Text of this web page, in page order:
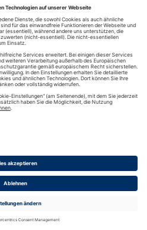
Platzwunder
geschlossen halten!
man auch im Internet
Einstellungen·Impressum · AGB
·Partnerprogramme